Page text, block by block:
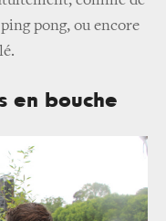
pong, ou encore
en bouche